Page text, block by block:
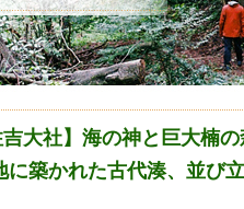
吉大社】海の神と巨大楠
築かれた古代湊、並び